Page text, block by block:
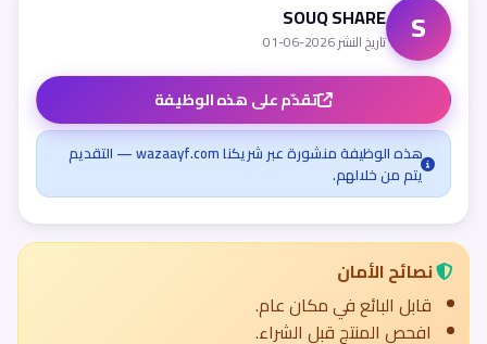
S
SOUQ SHARE
تاريخ النشر 2026-06-01
تقدّم على هذه الوظيفة
هذه الوظيفة منشورة عبر شريكنا wazaayf.com — التقديم
يتم من خلالهم.
نصائح الأمان
قابل البائع في مكان عام.
افحص المنتج قبل الشراء.